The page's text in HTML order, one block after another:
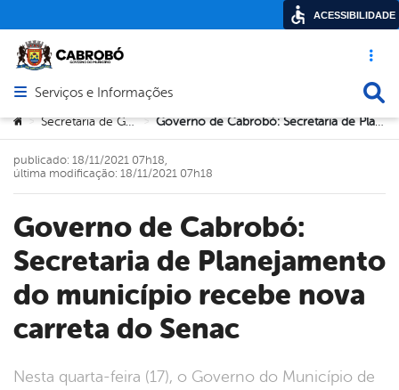
Acesso
Abrir menu principal de navegação
Serviços e Informações
Você está aqui:
> Secretaria de Governo > Governo de Cabrobó: Secretaria de Planejamento do município recebe nova carreta do Senac
Governo de Cabrobó:
Secretaria de Planejamento
do município recebe nova
carreta do Senac
Nesta quarta-feira (17), o Governo do Município de
publicado: 18/11/2021 07h18,
última modificação: 18/11/2021 07h18
ACESSIBILIDADE